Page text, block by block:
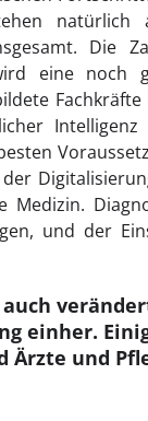
natürlich
Die
eine noch
und der
einher.
Ärzte und